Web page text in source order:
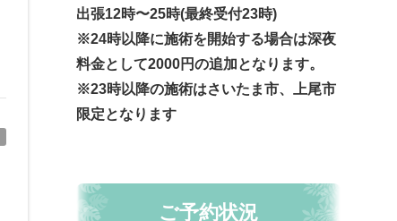
出張12時〜25時(最終受付23時)
※24時以降に施術を開始する場合は深夜
料金として2000円の追加となります。
※23時以降の施術はさいたま市、上尾市
限定となります
ご予約状況